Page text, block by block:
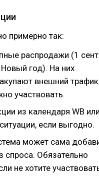
примерно так:
распродажи (1
год). На них
внешний
участвовать.
из календаря WB
если выгодно.
может сама
спроса. Обязательно
не хотите